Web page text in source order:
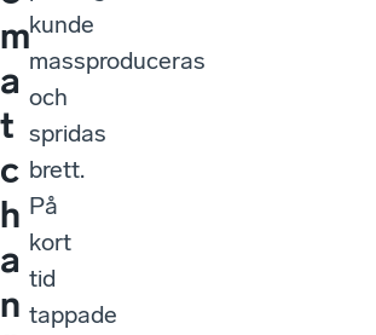
m
a
t
c
h
a
n
kunde
massproduceras
och
spridas
brett.
På
kort
tid
tappade